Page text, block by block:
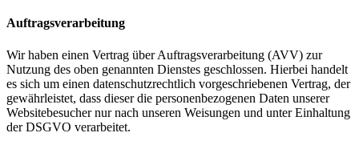
Auftragsverarbeitung
Wir haben einen Vertrag über Auftragsverarbeitung (AVV) zur
Nutzung des oben genannten Dienstes geschlossen. Hierbei handelt
es sich um einen datenschutzrechtlich vorgeschriebenen Vertrag, der
gewährleistet, dass dieser die personenbezogenen Daten unserer
Websitebesucher nur nach unseren Weisungen und unter Einhaltung
der DSGVO verarbeitet.